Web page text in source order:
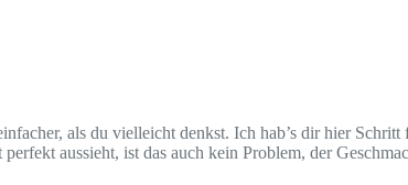
als du vielleicht denkst. Ich hab’s dir hier Schritt
aussieht, ist das auch kein Problem, der